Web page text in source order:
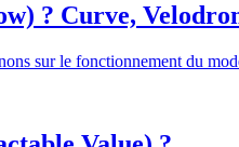
? Curve,
sur le fonctionnement du